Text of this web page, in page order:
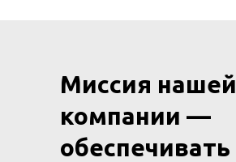
Миссия нашей
компании —
обеспечивать